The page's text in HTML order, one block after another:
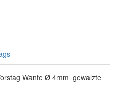
Wante Ø 4mm gewalzte